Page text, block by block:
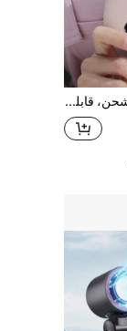
ViSSKO مروحة رقبة قابلة للشحن، قابلة للتعديل ب- 3 سرعات، قابلة للتثبيت على الحائط أو الطاولة، بطارية 1800 مللي أمبير، تدفق هواء قوي وزاوية واسعة، محرك هادئ، وزن خفيف 135 جرام، ضرورية للاستخدام في الخارج